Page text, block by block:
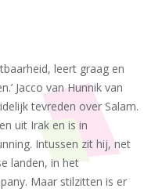
leert graag en
Jacco van Hunnik van
tevreden over Salam.
uit Irak en is in
Intussen zit hij, net
landen, in het
Maar stilzitten is er